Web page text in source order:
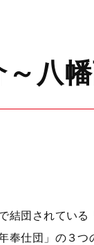
八
団されてい
仕団」の３つ